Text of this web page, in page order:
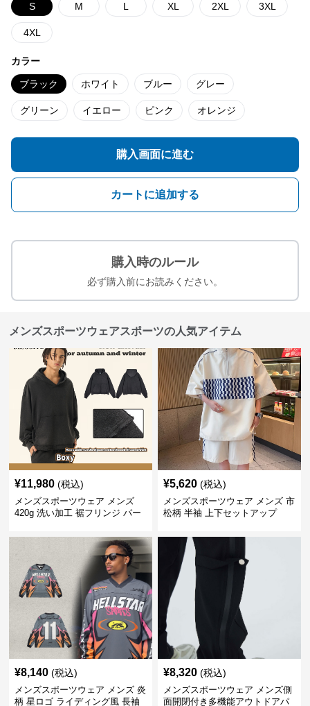
S M L XL 2XL 3XL
4XL
カラー
ブラック ホワイト ブルー グレー
グリーン イエロー ピンク オレンジ
購入画面に進む
カートに追加する
購入時のルール
必ず購入前にお読みください。
メンズスポーツウェアスポーツの人気アイテム
¥11,980 (税込)
メンズスポーツウェア メンズ
420g 洗い加工 裾フリンジ パー
¥5,620 (税込)
メンズスポーツウェア メンズ 市
松柄 半袖 上下セットアップ
¥8,140 (税込)
メンズスポーツウェア メンズ 炎
柄 星ロゴ ライディング風 長袖
¥8,320 (税込)
メンズスポーツウェア メンズ側
面開閉付き多機能アウトドアパ